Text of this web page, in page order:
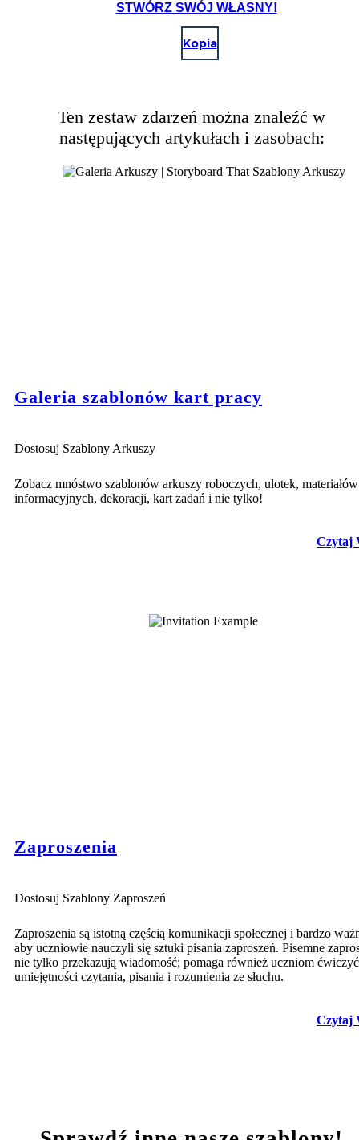
STWÓRZ SWÓJ WŁASNY!
Kopia
Ten zestaw zdarzeń można znaleźć w
następujących artykułach i zasobach:
Galeria szablonów kart pracy
Dostosuj Szablony Arkuszy
Zobacz mnóstwo szablonów arkuszy roboczych, ulotek, materiałów
informacyjnych, dekoracji, kart zadań i nie tylko!
Czytaj
Zaproszenia
Dostosuj Szablony Zaproszeń
Zaproszenia są istotną częścią komunikacji społecznej i bardzo
aby uczniowie nauczyli się sztuki pisania zaproszeń. Pisemne
nie tylko przekazują wiadomość; pomaga również uczniom ćwiczyć
umiejętności czytania, pisania i rozumienia ze słuchu.
Czytaj